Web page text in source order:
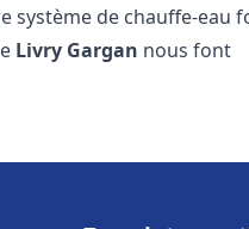
système de chauffe-eau
Livry Gargan nous font